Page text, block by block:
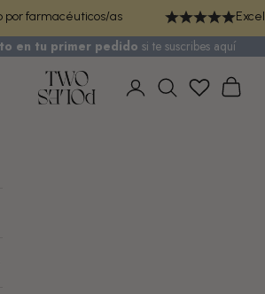
por farmacéuticos/as
en tu primer pedido si te suscribes aquí
TWO POLES COSMETICS
Iniciar sesión
Buscar